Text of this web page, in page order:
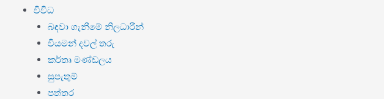
විවිධ
බඳවා ගැනීමේ නිලධාරීන්
වියමන් දවල් තරු
කර්තෘ මණ්ඩලය
සුපැතුම්
පත්තර